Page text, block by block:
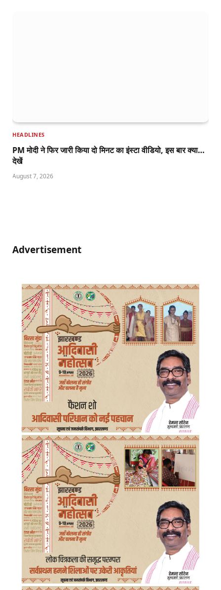
HEADLINES
PM मोदी ने फिर जारी किया दो मिनट का इंस्टा वीडियो, इस बार क्या…
देखें
August 7, 2026
Advertisement